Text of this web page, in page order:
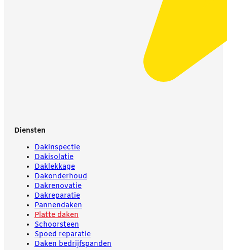
Diensten
Dakinspectie
Dakisolatie
Daklekkage
Dakonderhoud
Dakrenovatie
Dakreparatie
Pannendaken
Platte daken
Schoorsteen
Spoed reparatie
Daken bedrijfspanden